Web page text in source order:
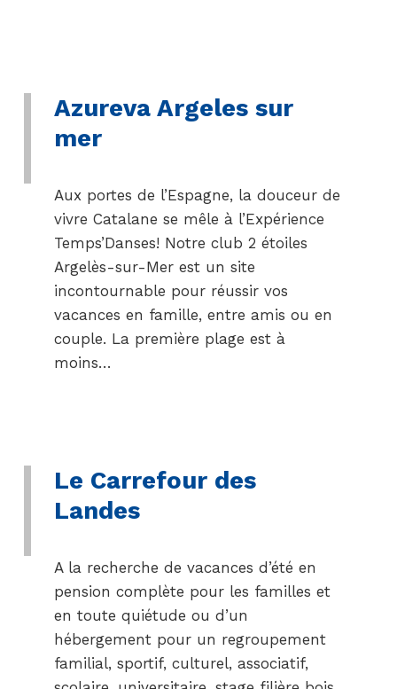
Azureva Argeles sur
mer
Aux portes de l’Espagne, la douceur de
vivre Catalane se mêle à l’Expérience
Temps’Danses! Notre club 2 étoiles
Argelès-sur-Mer est un site
incontournable pour réussir vos
vacances en famille, entre amis ou en
couple. La première plage est à
moins…
Le Carrefour des
Landes
A la recherche de vacances d’été en
pension complète pour les familles et
en toute quiétude ou d’un
hébergement pour un regroupement
familial, sportif, culturel, associatif,